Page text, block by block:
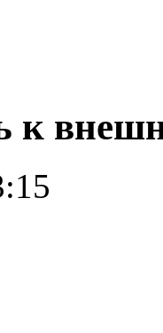
к